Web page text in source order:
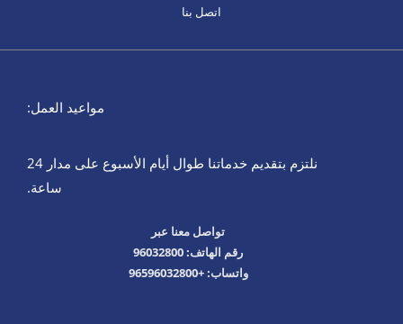
اتصل بنا
مواعيد العمل:
نلتزم بتقديم خدماتنا طوال أيام الأسبوع على مدار 24
ساعة.
تواصل معنا عبر
رقم الهاتف: 96032800
واتساب: +96596032800